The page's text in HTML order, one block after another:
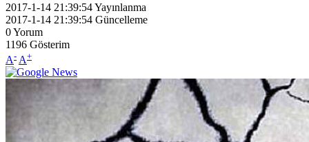
2017-1-14 21:39:54Yayınlanma
2017-1-14 21:39:54 Güncelleme
0Yorum
1196 Gösterim
A- A+